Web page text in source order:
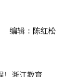
编辑：陈红松
！浙江教育